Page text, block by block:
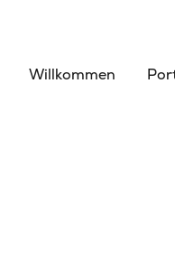
Willkommen